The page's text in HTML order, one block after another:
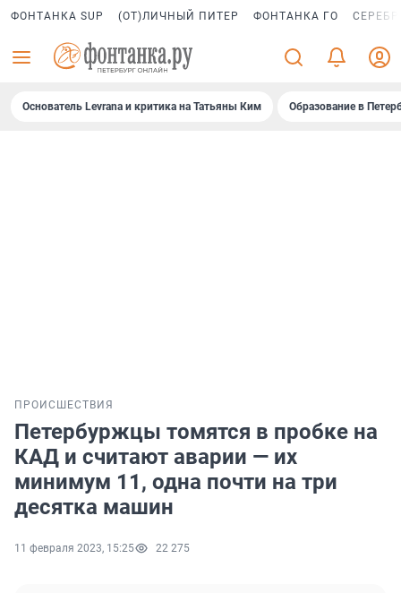
ФОНТАНКА SUP (ОТ)ЛИЧНЫЙ ПИТЕР ФОНТАНКА ГО
Основатель Levrana и критика на Татьяны Ким Образование в
ПРОИСШЕСТВИЯ
Петербуржцы томятся в пробке на
КАД и считают аварии — их
минимум 11, одна почти на три
десятка машин
11 февраля 2023, 15:25 22 275